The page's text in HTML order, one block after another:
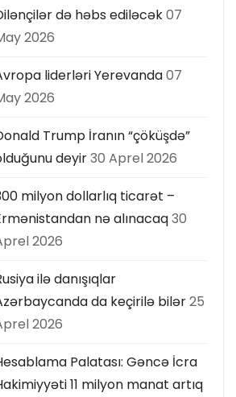
də həbs ediləcək07
2026
liderləri Yerevanda07
2026
Trump İranın “çöküşdə”
deyir30 Aprel 2026
milyon dollarlıq ticarət –
nə alınacaq30
2026
ilə danışıqlar
da keçirilə bilər25
2026
Palatası: Gəncə İcra
11 milyon manat artıq